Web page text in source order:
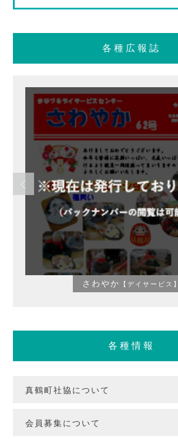
各種広報誌
さわやか 【デイサービス】
各種情報
真鶴町社協について
会員募集について